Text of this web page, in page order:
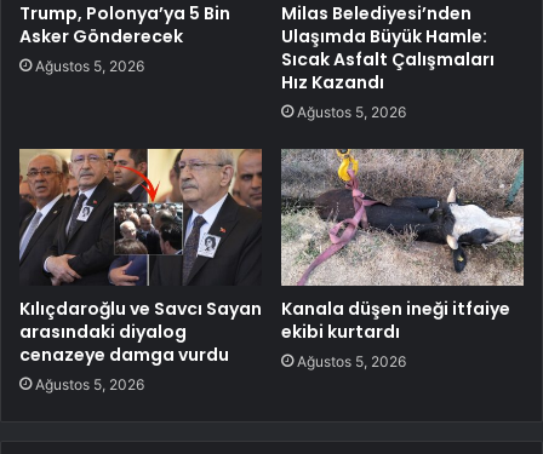
Trump, Polonya’ya 5 Bin
Asker Gönderecek
Ağustos 5, 2026
Milas Belediyesi’nden
Ulaşımda Büyük Hamle:
Sıcak Asfalt Çalışmaları
Hız Kazandı
Ağustos 5, 2026
Kılıçdaroğlu ve Savcı Sayan
arasındaki diyalog
cenazeye damga vurdu
Ağustos 5, 2026
Kanala düşen ineği itfaiye
ekibi kurtardı
Ağustos 5, 2026